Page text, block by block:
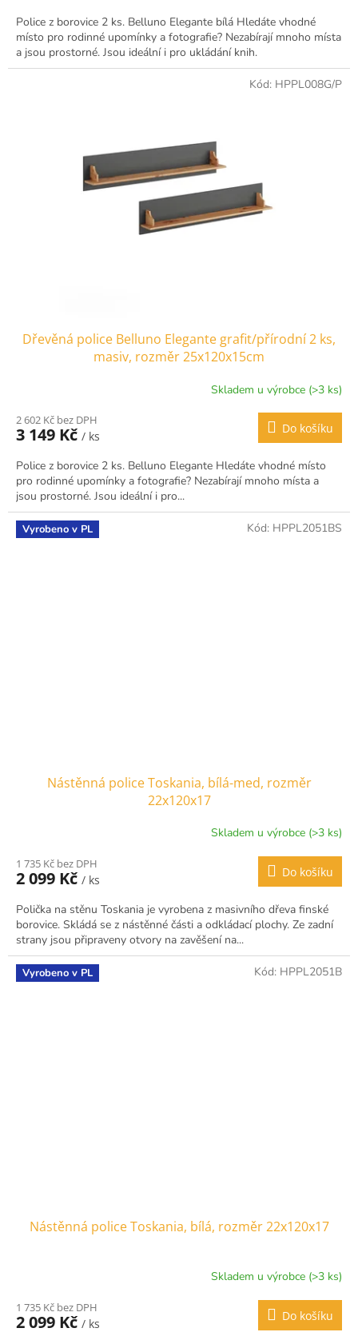
Police z borovice 2 ks. Belluno Elegante bílá Hledáte vhodné
místo pro rodinné upomínky a fotografie? Nezabírají mnoho místa
a jsou prostorné. Jsou ideální i pro ukládání knih.
Dřevěná police Belluno Elegante grafit/přírodní 2 ks,
masiv, rozměr 25x120x15cm
Skladem u výrobce (>3 ks)
2 602 Kč bez DPH
3 149 Kč / ks
Do košíku
Police z borovice 2 ks. Belluno Elegante Hledáte vhodné místo
pro rodinné upomínky a fotografie? Nezabírají mnoho místa a
jsou prostorné. Jsou ideální i pro...
Kód: HPPL008G/P
Vyrobeno v PL
Nástěnná police Toskania, bílá-med, rozměr
22x120x17
Skladem u výrobce (>3 ks)
1 735 Kč bez DPH
2 099 Kč / ks
Do košíku
Polička na stěnu Toskania je vyrobena z masivního dřeva finské
borovice. Skládá se z nástěnné části a odkládací plochy. Ze zadní
strany jsou připraveny otvory na zavěšení na...
Kód: HPPL2051BS
Vyrobeno v PL
Nástěnná police Toskania, bílá, rozměr 22x120x17
Skladem u výrobce (>3 ks)
1 735 Kč bez DPH
2 099 Kč / ks
Do košíku
Kód: HPPL2051B